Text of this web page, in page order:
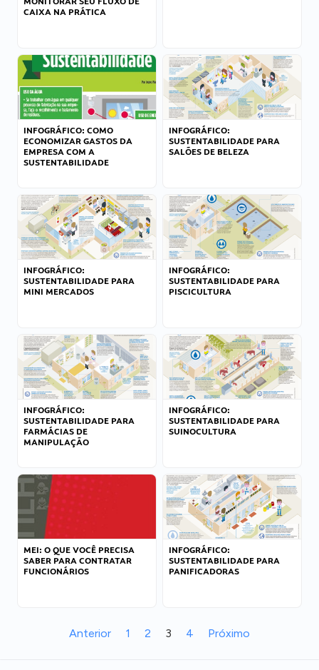
CAIXA NA PRÁTICA
INFOGRÁFICO: COMO
ECONOMIZAR GASTOS DA
EMPRESA COM A
SUSTENTABILIDADE
INFOGRÁFICO:
SUSTENTABILIDADE PARA
SALÕES DE BELEZA
INFOGRÁFICO:
SUSTENTABILIDADE PARA
MINI MERCADOS
INFOGRÁFICO:
SUSTENTABILIDADE PARA
PISCICULTURA
INFOGRÁFICO:
SUSTENTABILIDADE PARA
FARMÁCIAS DE
MANIPULAÇÃO
INFOGRÁFICO:
SUSTENTABILIDADE PARA
SUINOCULTURA
MEI: O QUE VOCÊ PRECISA
SABER PARA CONTRATAR
FUNCIONÁRIOS
INFOGRÁFICO:
SUSTENTABILIDADE PARA
PANIFICADORAS
Anterior 1 2 3 4 Próximo